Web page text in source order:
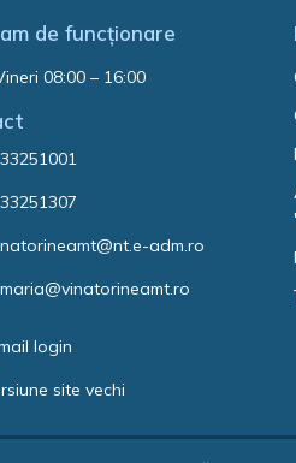
de funcționare
08:00 – 16:00
adm.ro
login
site vechi